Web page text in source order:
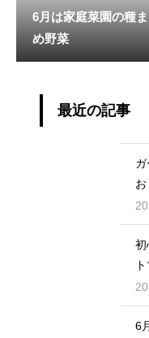
6月は家庭菜園の種
め野菜
最近の記事
初
6